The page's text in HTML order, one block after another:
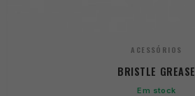
ACESSÓRIOS
BRISTLE GREASE
Em stock